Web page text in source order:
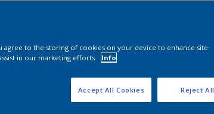
agree to the storing of cookies on your device to enhance site
in our marketing efforts.
Info
Reject All
Accept All Cookies